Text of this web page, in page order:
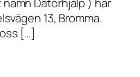
Datorhjälp ) har
13, Bromma.
[…]